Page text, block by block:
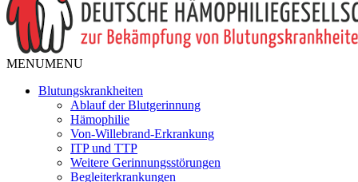
MENUMENU
Blutungskrankheiten
Ablauf der Blutgerinnung
Hämophilie
Von-Willebrand-Erkrankung
ITP und TTP
Weitere Gerinnungsstörungen
Begleiterkrankungen